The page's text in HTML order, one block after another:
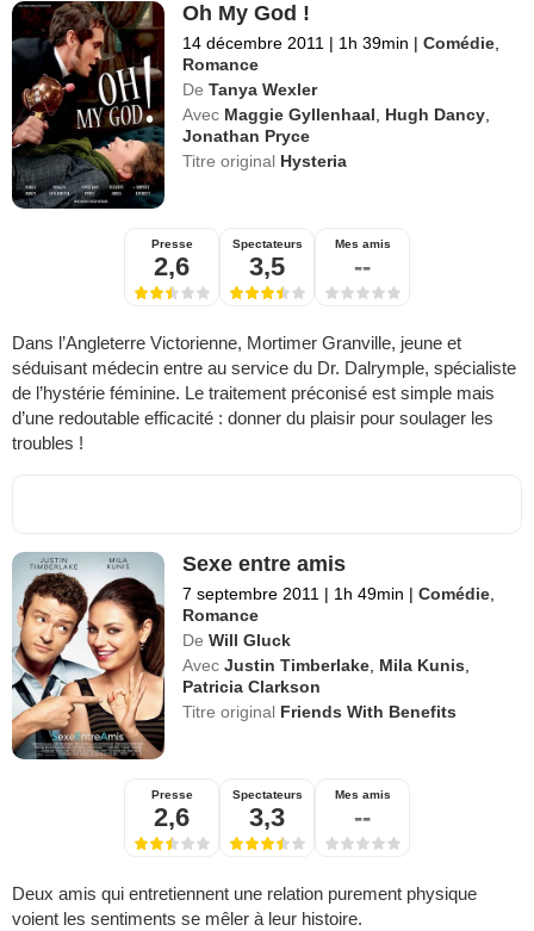
Oh My God !
14 décembre 2011 | 1h 39min | Comédie,
Romance
De Tanya Wexler
Avec Maggie Gyllenhaal, Hugh Dancy,
Jonathan Pryce
Titre original Hysteria
Presse
2,6
Spectateurs
3,5
Mes amis
--
Dans l’Angleterre Victorienne, Mortimer Granville, jeune et
séduisant médecin entre au service du Dr. Dalrymple, spécialiste
de l’hystérie féminine. Le traitement préconisé est simple mais
d’une redoutable efficacité : donner du plaisir pour soulager les
troubles !
Sexe entre amis
7 septembre 2011 | 1h 49min | Comédie,
Romance
De Will Gluck
Avec Justin Timberlake, Mila Kunis,
Patricia Clarkson
Titre original Friends With Benefits
Presse
2,6
Spectateurs
3,3
Mes amis
--
Deux amis qui entretiennent une relation purement physique
voient les sentiments se mêler à leur histoire.